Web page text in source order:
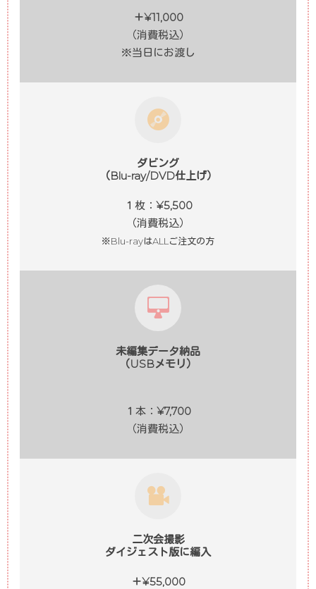
＋¥11,000
（消費税込）
※当日にお渡し
ダビング
（Blu-ray/DVD仕上げ）
１枚： ¥5,500
（消費税込）
※Blu-rayはALLご注文の方
未編集データ納品
（USBメモリ）
１本： ¥7,700
（消費税込）
二次会撮影
ダイジェスト版に編入
＋¥55,000